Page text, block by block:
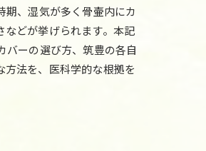
期、湿気が多く骨壷内にカ
どが挙げられます。本記
バーの選び方、筑豊の各自
法を、医科学的な根拠を